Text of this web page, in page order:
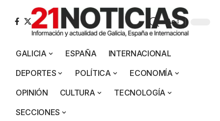
Aa
GALICIA ESPAÑA
INTERNACIONAL
DEPORTES
POLÍTICA
ECONOMÍA
OPINIÓN
CULTURA
TECNOLOGÍA
SECCIONES